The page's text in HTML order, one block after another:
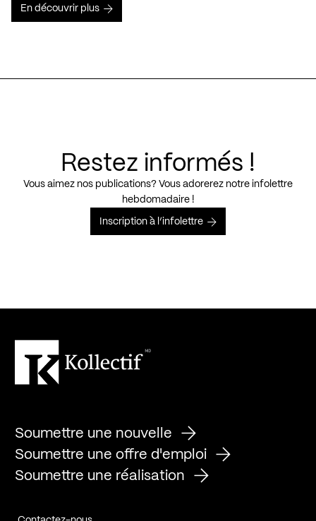
En découvrir plus
Restez informés !
Vous aimez nos publications? Vous adorerez notre infolettre
hebdomadaire !
Inscription à l’infolettre
Soumettre une nouvelle
Soumettre une offre d'emploi
Soumettre une réalisation